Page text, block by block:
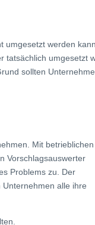
umgesetzt werden
tatsächlich umgesetzt
sollten
Mit betrieblichen
Vorschlagsauswerter
Problems zu. Der
alle ihre